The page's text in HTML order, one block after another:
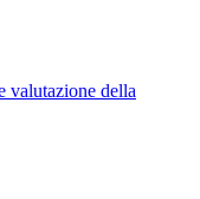
valutazione della